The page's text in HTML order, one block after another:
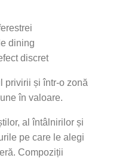
dining
discret
privirii și într-o zonă
în valoare.
al întâlnirilor și
pe care le alegi
Compoziții